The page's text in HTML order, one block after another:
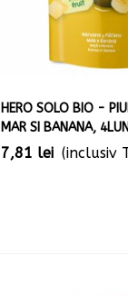
HERO SOLO BIO -
MAR SI BANANA,
7,81 lei (inclusiv